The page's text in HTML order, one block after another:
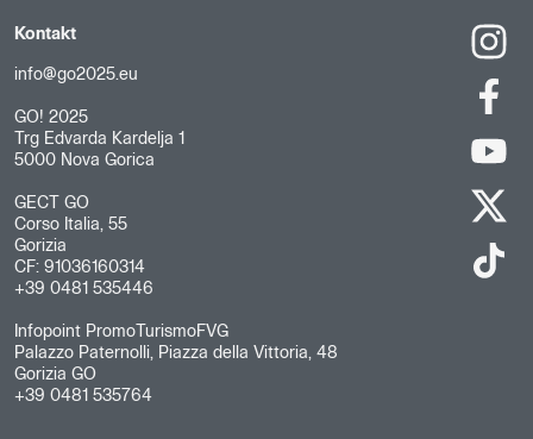
Kontakt
info@go2025.eu
GO! 2025
Trg Edvarda Kardelja 1
5000 Nova Gorica
GECT GO
Corso Italia, 55
Gorizia
CF: 91036160314
+39 0481 535446
Infopoint PromoTurismoFVG
Palazzo Paternolli, Piazza della Vittoria, 48
Gorizia GO
+39 0481 535764